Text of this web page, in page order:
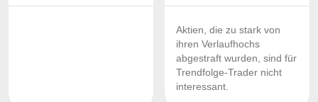
Aktien, die zu stark von
ihren Verlaufhochs
abgestraft wurden, sind für
Trendfolge-Trader nicht
interessant.